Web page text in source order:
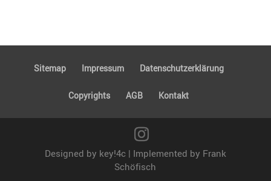
Sitemap Impressum Daten­schutz­er­klä­rung
Copyrights AGB Kontakt
Designed by key!4c | Implemented by Frank
Schöfisch